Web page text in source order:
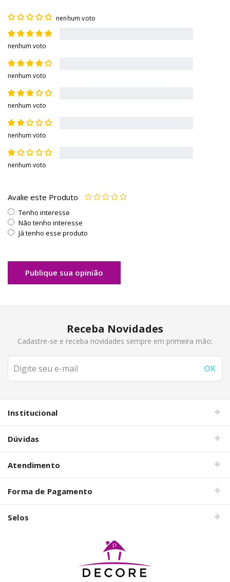
nenhum voto
nenhum voto
nenhum voto
nenhum voto
nenhum voto
nenhum voto
Avalie este Produto
Tenho interesse
Não tenho interesse
Já tenho esse produto
Publique sua opinião
Receba Novidades
Cadastre-se e receba novidades sempre em primeira mão:
Institucional
Dúvidas
Atendimento
Forma de Pagamento
Selos